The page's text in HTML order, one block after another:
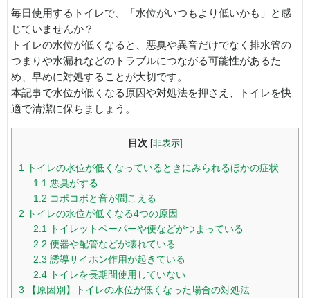
毎日使用するトイレで、「水位がいつもより低いかも」と感
じていませんか？
トイレの水位が低くなると、悪臭や異音だけでなく排水管の
つまりや水漏れなどのトラブルにつながる可能性があるた
め、早めに対処することが大切です。
本記事で水位が低くなる原因や対処法を押さえ、トイレを快
適で清潔に保ちましょう。
目次 [非表示]
1
トイレの水位が低くなっているときにみられるほかの症状
1.1 悪臭がする
1.2 コポコポと音が聞こえる
2 トイレの水位が低くなる4つの原因
2.1
トイレットペーパーや便などがつまっている
2.2 便器や配管などが壊れている
2.3 誘導サイホン作用が起きている
2.4トイレを長期間使用していない
3 【原因別】トイレの水位が低くなった場合の対処法